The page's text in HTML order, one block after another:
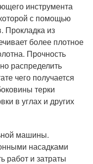
инструмента
с помощью
Прокладка из
более плотное
Прочность
распределить
чего получается
терки
в углах и других
машины.
насадками
работ и затраты